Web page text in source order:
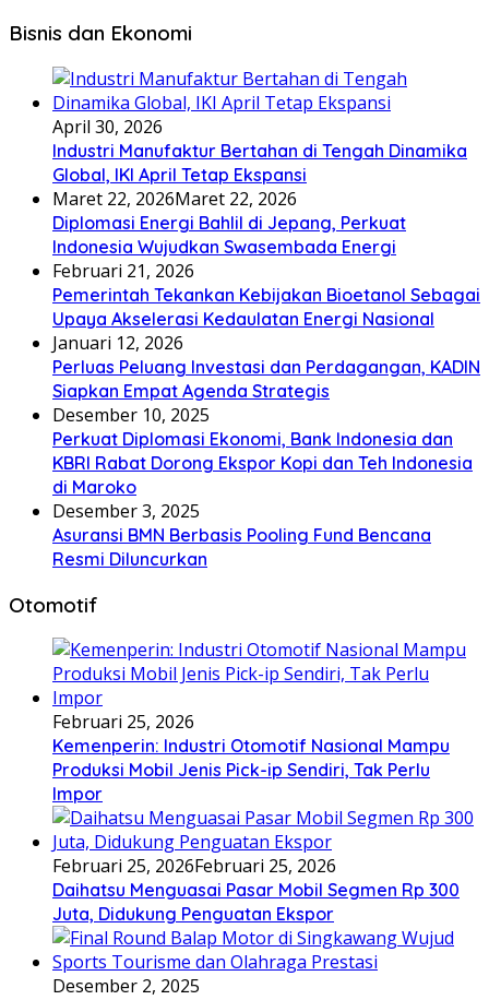
Bisnis dan Ekonomi
April 30, 2026
Industri Manufaktur Bertahan di Tengah Dinamika
Global, IKI April Tetap Ekspansi
Maret 22, 2026Maret 22, 2026
Diplomasi Energi Bahlil di Jepang, Perkuat
Indonesia Wujudkan Swasembada Energi
Februari 21, 2026
Pemerintah Tekankan Kebijakan Bioetanol Sebagai
Upaya Akselerasi Kedaulatan Energi Nasional
Januari 12, 2026
Perluas Peluang Investasi dan Perdagangan, KADIN
Siapkan Empat Agenda Strategis
Desember 10, 2025
Perkuat Diplomasi Ekonomi, Bank Indonesia dan
KBRI Rabat Dorong Ekspor Kopi dan Teh Indonesia
di Maroko
Desember 3, 2025
Asuransi BMN Berbasis Pooling Fund Bencana
Resmi Diluncurkan
Otomotif
Februari 25, 2026
Kemenperin: Industri Otomotif Nasional Mampu
Produksi Mobil Jenis Pick-ip Sendiri, Tak Perlu
Impor
Februari 25, 2026Februari 25, 2026
Daihatsu Menguasai Pasar Mobil Segmen Rp 300
Juta, Didukung Penguatan Ekspor
Desember 2, 2025